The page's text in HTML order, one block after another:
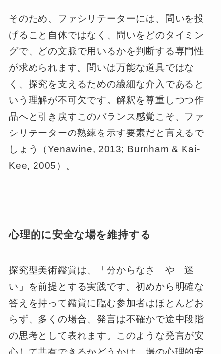
そのため、ファシリテーターには、問いを投
げること自体ではなく、問いをどのタイミン
グで、どの文脈で用いるかを判断する専門性
が求められます。問いは万能な道具ではな
く、探究を支えるための繊細な介入であると
いう理解が不可欠です。解釈を尊重しつつ作
品へと引き戻すこのバランス感覚こそ、ファ
シリテーターの熟練を示す要素だと言えるで
しょう（Yenawine, 2013; Burnham & Kai-
Kee, 2005）。
心理的に安全な場を維持する
探究型美術鑑賞は、「分からなさ」や「迷
い」を前提とする実践です。初めから明確な
答えを持って鑑賞に臨む参加者はほとんどお
らず、多くの場合、発言は不確かで途中段階
の思考として表れます。このような発言が安